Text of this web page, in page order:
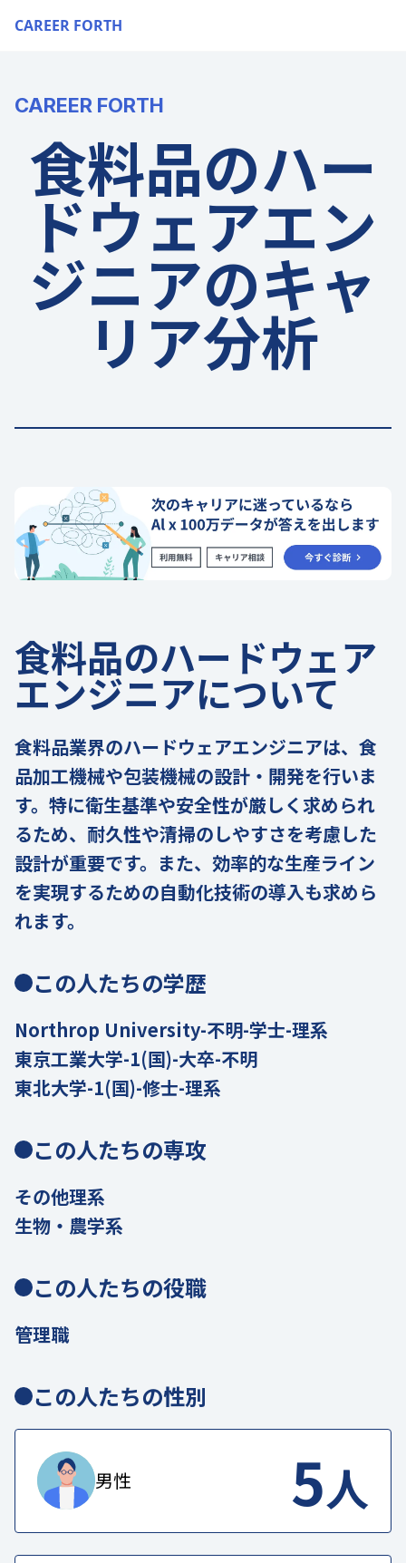
CAREER FORTH
CAREER FORTH
食料品のハー
ドウェアエン
ジニアのキャ
リア分析
食料品のハードウェア
エンジニアについて
食料品業界のハードウェアエンジニアは、食
品加工機械や包装機械の設計・開発を行いま
す。特に衛生基準や安全性が厳しく求められ
るため、耐久性や清掃のしやすさを考慮した
設計が重要です。また、効率的な生産ライン
を実現するための自動化技術の導入も求めら
れます。
この人たちの学歴
Northrop University-不明-学士-理系
東京工業大学-1(国)-大卒-不明
東北大学-1(国)-修士-理系
この人たちの専攻
その他理系
生物・農学系
この人たちの役職
管理職
この人たちの性別
男性 5人